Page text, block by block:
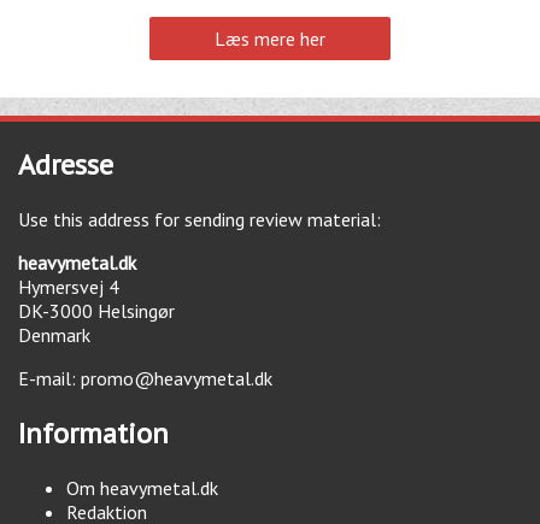
Læs mere her
Adresse
Use this address for sending review material:
heavymetal.dk
Hymersvej 4
DK-3000 Helsingør
Denmark
E-mail: promo@heavymetal.dk
Information
Om heavymetal.dk
Redaktion